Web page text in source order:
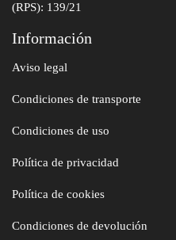
(RPS): 139/21
Información
Aviso legal
Condiciones de transporte
Condiciones de uso
Política de privacidad
Política de cookies
Condiciones de devolución